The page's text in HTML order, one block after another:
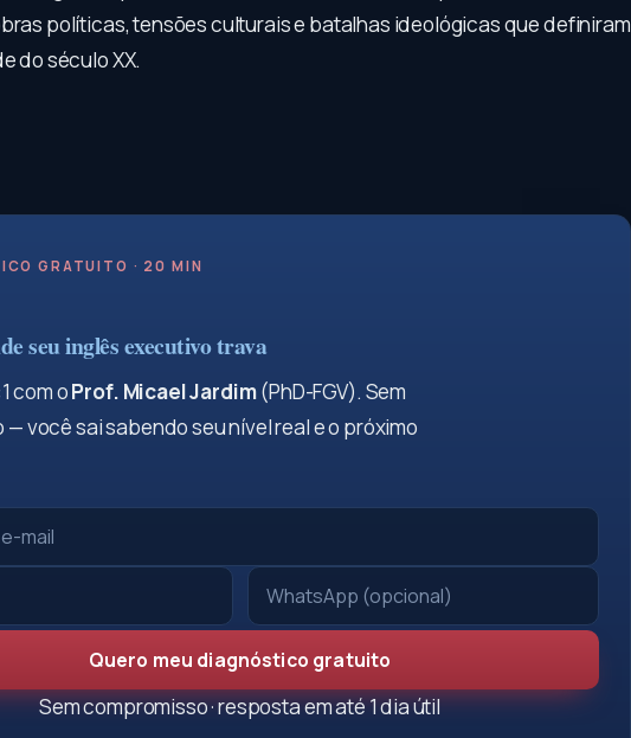
políticas, tensões culturais e batalhas ideológicas que definiram
do século XX.
GRATUITO · 20 MIN
seu inglês executivo trava
com oProf. Micael Jardim(PhD-FGV). Sem
você sai sabendo seu nível real e o próximo
Quero meu diagnóstico gratuito
Sem compromisso · resposta em até 1 dia útil